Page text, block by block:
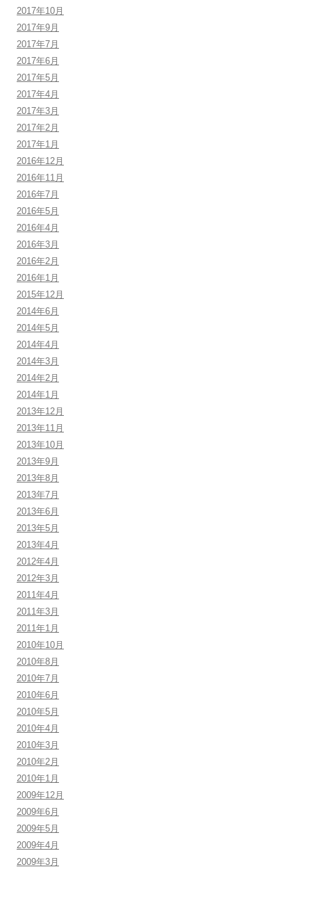
2017年10月
2017年9月
2017年7月
2017年6月
2017年5月
2017年4月
2017年3月
2017年2月
2017年1月
2016年12月
2016年11月
2016年7月
2016年5月
2016年4月
2016年3月
2016年2月
2016年1月
2015年12月
2014年6月
2014年5月
2014年4月
2014年3月
2014年2月
2014年1月
2013年12月
2013年11月
2013年10月
2013年9月
2013年8月
2013年7月
2013年6月
2013年5月
2013年4月
2012年4月
2012年3月
2011年4月
2011年3月
2011年1月
2010年10月
2010年8月
2010年7月
2010年6月
2010年5月
2010年4月
2010年3月
2010年2月
2010年1月
2009年12月
2009年6月
2009年5月
2009年4月
2009年3月